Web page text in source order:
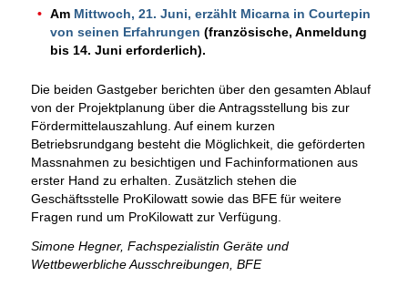
Am Mittwoch, 21. Juni, erzählt Micarna in Courtepin
von seinen Erfahrungen (französische, Anmeldung
bis 14. Juni erforderlich).
Die beiden Gastgeber berichten über den gesamten Ablauf
von der Projektplanung über die Antragsstellung bis zur
Fördermittelauszahlung. Auf einem kurzen
Betriebsrundgang besteht die Möglichkeit, die geförderten
Massnahmen zu besichtigen und Fachinformationen aus
erster Hand zu erhalten. Zusätzlich stehen die
Geschäftsstelle ProKilowatt sowie das BFE für weitere
Fragen rund um ProKilowatt zur Verfügung.
Simone Hegner, Fachspezialistin Geräte und
Wettbewerbliche Ausschreibungen, BFE